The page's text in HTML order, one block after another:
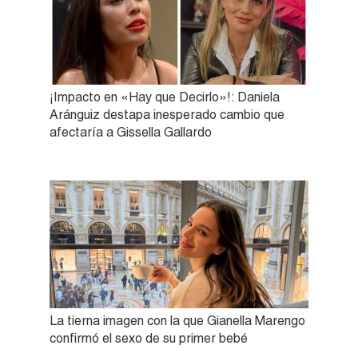
¡Impacto en «Hay que Decirlo»!: Daniela
Aránguiz destapa inesperado cambio que
afectaría a Gissella Gallardo
La tierna imagen con la que Gianella Marengo
confirmó el sexo de su primer bebé